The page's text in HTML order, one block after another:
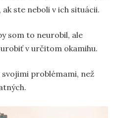
ste neboli v ich situácii.
som to neurobil, ale
v určitom okamihu.
problémami, než